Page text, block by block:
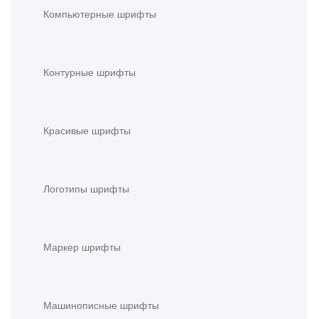
Компьютерные шрифты
Контурные шрифты
Красивые шрифты
Логотипы шрифты
Маркер шрифты
Машинописные шрифты